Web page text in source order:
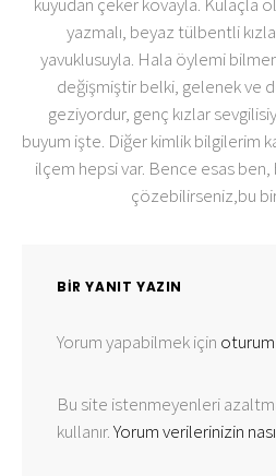
yazmalı, beyaz tülbentli
yavuklusuyla. Hala öylemi
değişmiştir belki, gelenek ve
geziyordur, genç kızlar
buyum işte. Diğer kimlik bilgilerim
ilçem hepsi var. Bence esas ben,
çözebilirseniz,bu
BIR YANIT YAZIN
Yorum yapabilmek için oturum
Bu site istenmeyenleri
kullanır.Yorum verilerinizin